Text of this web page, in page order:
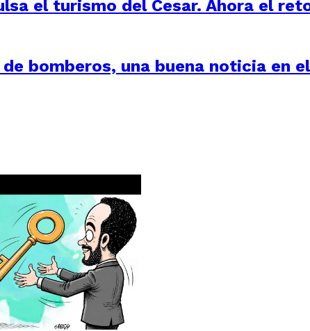
el turismo del Cesar. Ahora el
bomberos, una buena noticia en